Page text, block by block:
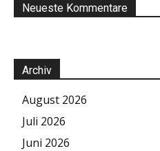
Neueste Kommentare
Archiv
August 2026
Juli 2026
Juni 2026